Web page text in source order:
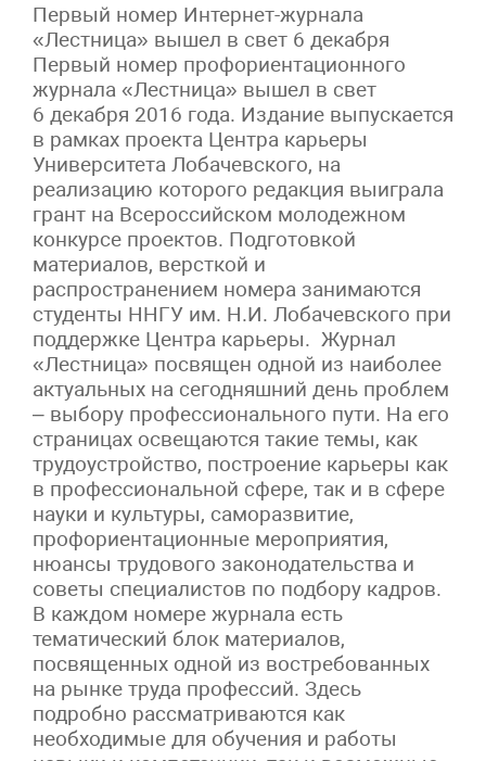
Первый номер Интернет-журнала
«Лестница» вышел в свет 6 декабря
Первый номер профориентационного
журнала «Лестница» вышел в свет
6 декабря 2016 года. Издание выпускается
в рамках проекта Центра карьеры
Университета Лобачевского, на
реализацию которого редакция выиграла
грант на Всероссийском молодежном
конкурсе проектов. Подготовкой
материалов, версткой и
распространением номера занимаются
студенты ННГУ им. Н.И. Лобачевского при
поддержке Центра карьеры. Журнал
«Лестница» посвящен одной из наиболее
актуальных на сегодняшний день проблем
– выбору профессионального пути. На его
страницах освещаются такие темы, как
трудоустройство, построение карьеры как
в профессиональной сфере, так и в сфере
науки и культуры, саморазвитие,
профориентационные мероприятия,
нюансы трудового законодательства и
советы специалистов по подбору кадров.
В каждом номере журнала есть
тематический блок материалов,
посвященных одной из востребованных
на рынке труда профессий. Здесь
подробно рассматриваются как
необходимые для обучения и работы